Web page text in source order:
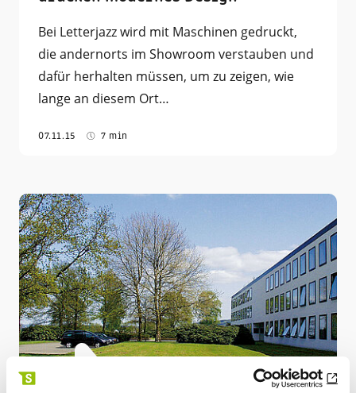
Bei Letterjazz wird mit Maschinen gedruckt,
die andernorts im Showroom verstauben und
dafür herhalten müssen, um zu zeigen, wie
lange an diesem Ort…
07.11.15 7 min